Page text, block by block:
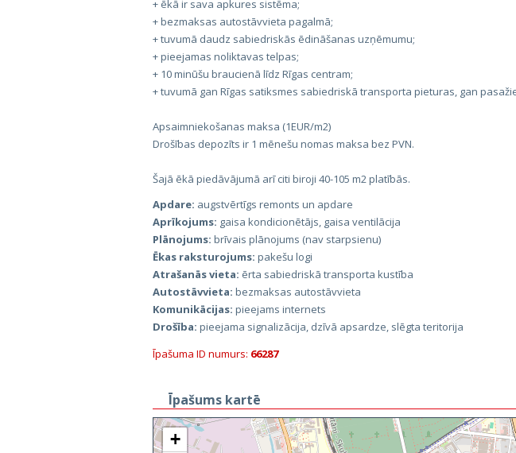
+ ēkā ir sava apkures sistēma;
+ bezmaksas autostāvvieta pagalmā;
+ tuvumā daudz sabiedriskās ēdināšanas uzņēmumu;
+ pieejamas noliktavas telpas;
+ 10 minūšu braucienā līdz Rīgas centram;
+ tuvumā gan Rīgas satiksmes sabiedriskā transporta pieturas, gan
Apsaimniekošanas maksa (1EUR/m2)
Drošības depozīts ir 1 mēnešu nomas maksa bez PVN.
Šajā ēkā piedāvājumā arī citi biroji 40-105 m2 platībās.
Apdare: augstvērtīgs remonts un apdare
Aprīkojums: gaisa kondicionētājs, gaisa ventilācija
Plānojums: brīvais plānojums (nav starpsienu)
Ēkas raksturojums: pakešu logi
Atrašanās vieta: ērta sabiedriskā transporta kustība
Autostāvvieta: bezmaksas autostāvvieta
Komunikācijas: pieejams internets
Drošība: pieejama signalizācija, dzīvā apsardze, slēgta teritorija
Īpašuma ID numurs: 66287
Īpašums kartē
+